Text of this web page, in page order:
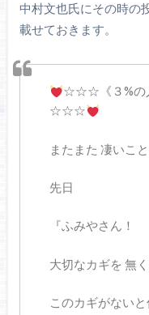
中村文也氏にその時の
載せておきます。
☆☆☆《３%の
☆☆☆
またまた 凄いこ
先日
『ふみやさん！
大切なカギを 無
このカギがない